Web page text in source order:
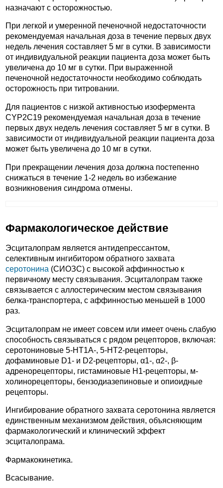
назначают с осторожностью.
При легкой и умеренной печеночной недостаточности
рекомендуемая начальная доза в течение первых двух
недель лечения составляет 5 мг в сутки. В зависимости
от индивидуальной реакции пациента доза может быть
увеличена до 10 мг в сутки. При выраженной
печеночной недостаточности необходимо соблюдать
осторожность при титровании.
Для пациентов с низкой активностью изофермента
CYP2C19 рекомендуемая начальная доза в течение
первых двух недель лечения составляет 5 мг в сутки. В
зависимости от индивидуальной реакции пациента доза
может быть увеличена до 10 мг в сутки.
При прекращении лечения доза должна постепенно
снижаться в течение 1-2 недель во избежание
возникновения синдрома отмены.
Фармакологическое действие
Эсциталопрам является антидепрессантом,
селективным ингибитором обратного захвата
серотонина (СИОЗС) с высокой аффинностью к
первичному месту связывания. Эсциталопрам также
связывается с аллостерическим местом связывания
белка-транспортера, с аффинностью меньшей в 1000
раз.
Эсциталопрам не имеет совсем или имеет очень слабую
способность связываться с рядом рецепторов, включая:
серотониновые 5-HT1A-, 5-НТ2-рецепторы,
дофаминовые D1- и D2-рецепторы, α1-, α2-, β-
адренорецепторы, гистаминовые H1-рецепторы, м-
холинорецепторы, бензодиазепиновые и опиоидные
рецепторы.
Ингибирование обратного захвата серотонина является
единственным механизмом действия, объясняющим
фармакологический и клинический эффект
эсциталопрама.
Фармакокинетика.
Всасывание.